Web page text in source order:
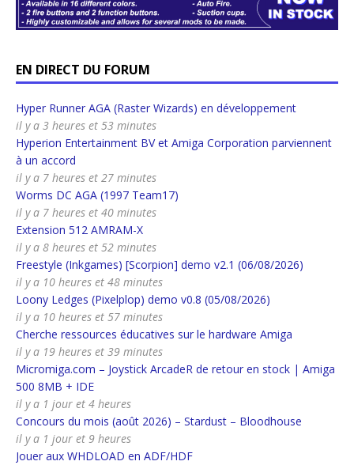
EN DIRECT DU FORUM
Hyper Runner AGA (Raster Wizards) en développement
il y a 3 heures et 53 minutes
Hyperion Entertainment BV et Amiga Corporation parviennent
à un accord
il y a 7 heures et 27 minutes
Worms DC AGA (1997 Team17)
il y a 7 heures et 40 minutes
Extension 512 AMRAM-X
il y a 8 heures et 52 minutes
Freestyle (Inkgames) [Scorpion] demo v2.1 (06/08/2026)
il y a 10 heures et 48 minutes
Loony Ledges (Pixelplop) demo v0.8 (05/08/2026)
il y a 10 heures et 57 minutes
Cherche ressources éducatives sur le hardware Amiga
il y a 19 heures et 39 minutes
Micromiga.com – Joystick ArcadeR de retour en stock | Amiga
500 8MB + IDE
il y a 1 jour et 4 heures
Concours du mois (août 2026) – Stardust – Bloodhouse
il y a 1 jour et 9 heures
Jouer aux WHDLOAD en ADF/HDF